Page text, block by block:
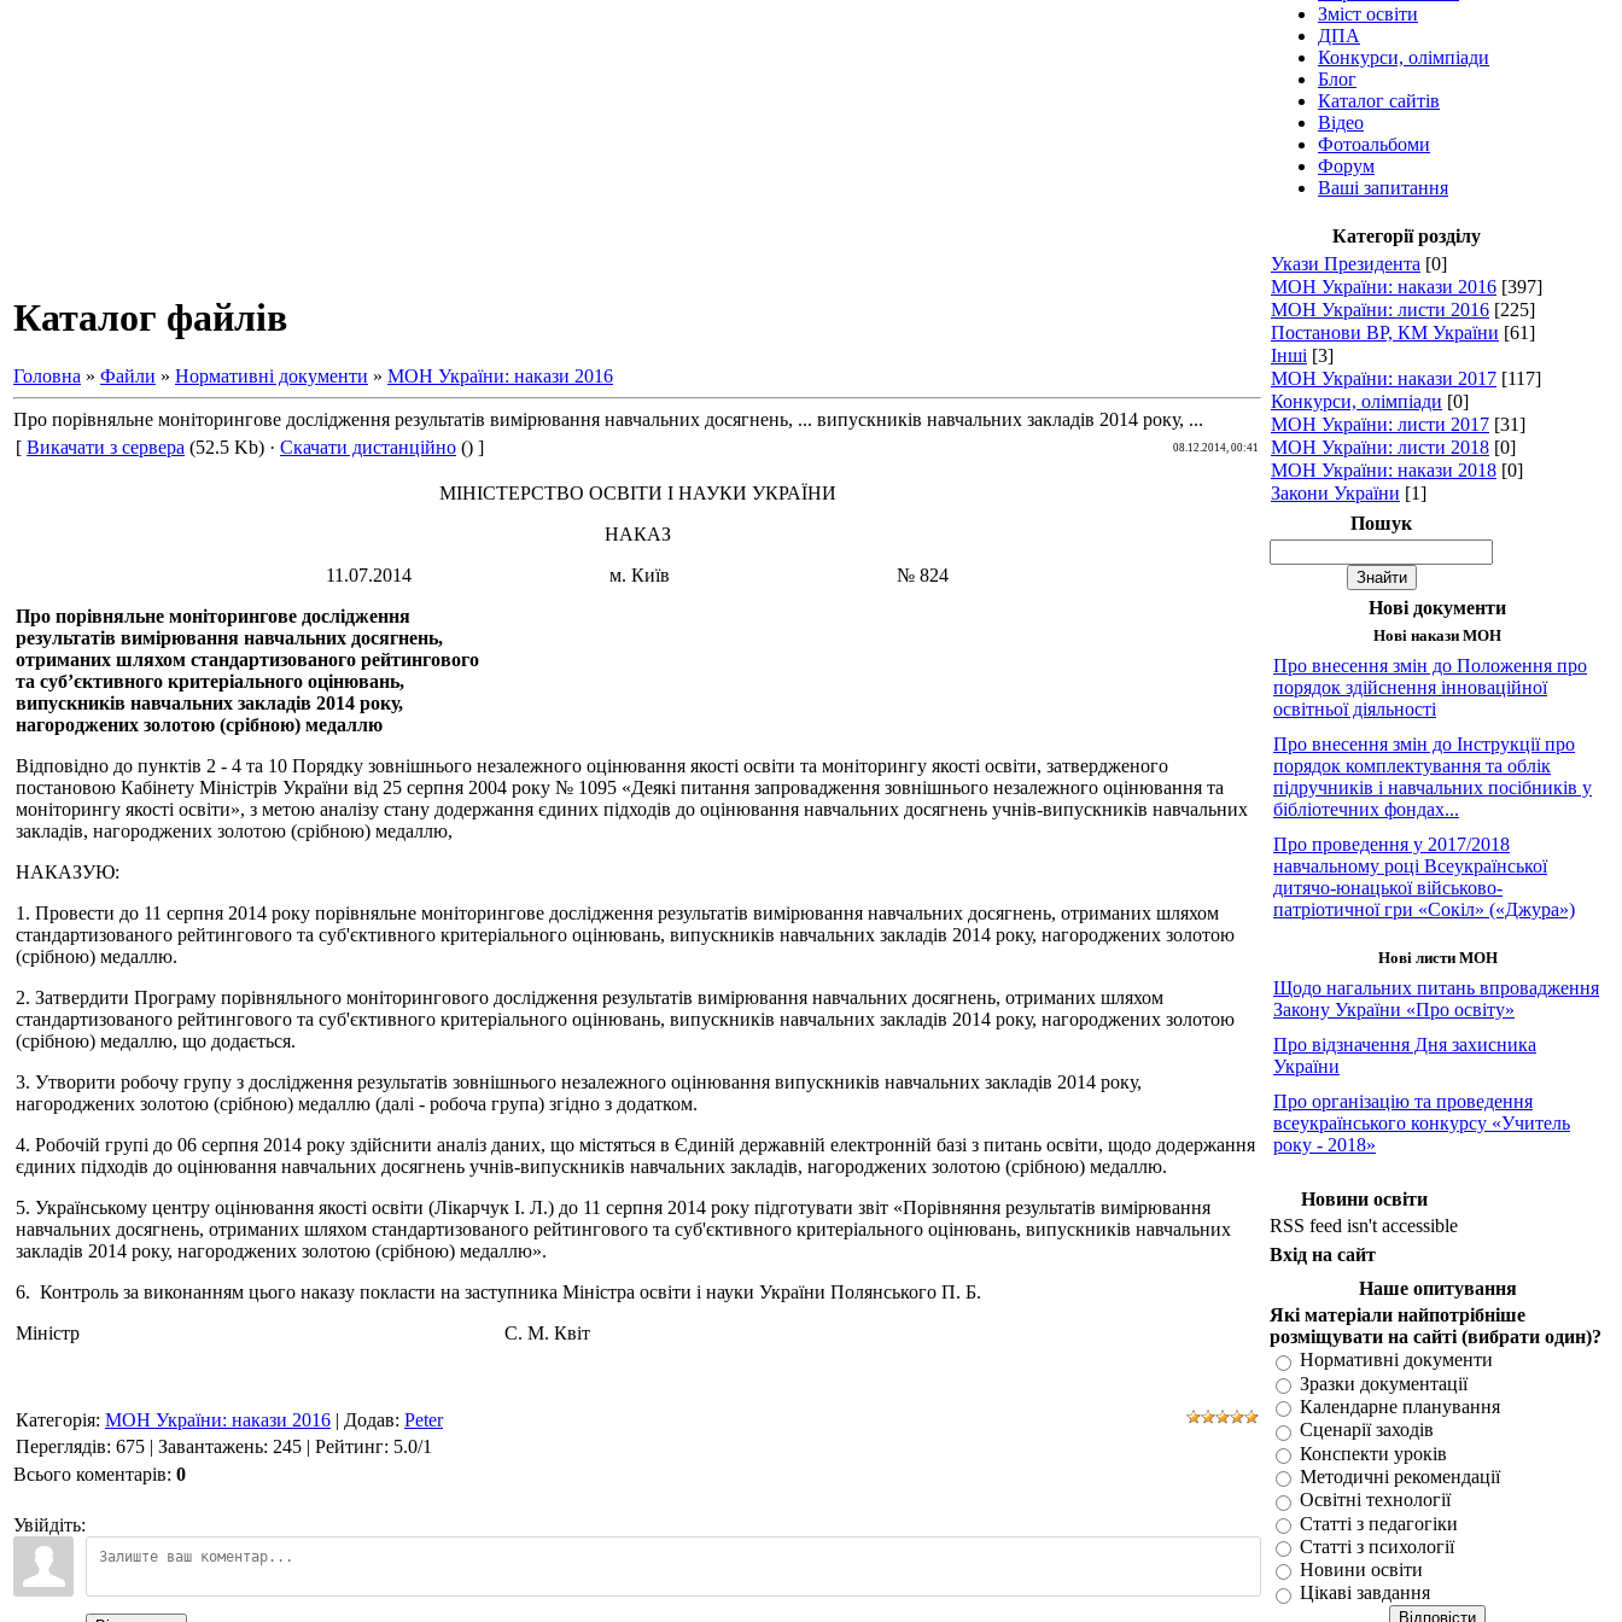
Каталог файлів
Головна » Файли » Нормативні документи » МОН України: накази 2016
Про порівняльне моніторингове дослідження результатів вимірювання навчальних досягнень, ... випускників навчальних закладів 2014 року, ...
[ Викачати з сервера (52.5 Kb) · Скачати дистанційно () ] 08.12.2014, 00:41
МІНІСТЕРСТВО ОСВІТИ І НАУКИ УКРАЇНИ
НАКАЗ
11.07.2014 м. Київ № 824
Про порівняльне моніторингове дослідження
результатів вимірювання навчальних досягнень,
отриманих шляхом стандартизованого рейтингового
та суб’єктивного критеріального оцінювань,
випускників навчальних закладів 2014 року,
нагороджених золотою (срібною) медаллю
Відповідно до пунктів 2 - 4 та 10 Порядку зовнішнього незалежного оцінювання якості освіти та моніторингу якості освіти, затвердженого
постановою Кабінету Міністрів України від 25 серпня 2004 року № 1095 «Деякі питання запровадження зовнішнього незалежного оцінювання та
моніторингу якості освіти», з метою аналізу стану додержання єдиних підходів до оцінювання навчальних досягнень учнів-випускників навчальних
закладів, нагороджених золотою (срібною) медаллю,
НАКАЗУЮ:
1. Провести до 11 серпня 2014 року порівняльне моніторингове дослідження результатів вимірювання навчальних досягнень, отриманих шляхом
стандартизованого рейтингового та суб'єктивного критеріального оцінювань, випускників навчальних закладів 2014 року, нагороджених золотою
(срібною) медаллю.
2. Затвердити Програму порівняльного моніторингового дослідження результатів вимірювання навчальних досягнень, отриманих шляхом
стандартизованого рейтингового та суб'єктивного критеріального оцінювань, випускників навчальних закладів 2014 року, нагороджених золотою
(срібною) медаллю, що додається.
3. Утворити робочу групу з дослідження результатів зовнішнього незалежного оцінювання випускників навчальних закладів 2014 року,
нагороджених золотою (срібною) медаллю (далі - робоча група) згідно з додатком.
4. Робочій групі до 06 серпня 2014 року здійснити аналіз даних, що містяться в Єдиній державній електронній базі з питань освіти, щодо додержання
єдиних підходів до оцінювання навчальних досягнень учнів-випускників навчальних закладів, нагороджених золотою (срібною) медаллю.
5. Українському центру оцінювання якості освіти (Лікарчук І. Л.) до 11 серпня 2014 року підготувати звіт «Порівняння результатів вимірювання
навчальних досягнень, отриманих шляхом стандартизованого рейтингового та суб'єктивного критеріального оцінювань, випускників навчальних
закладів 2014 року, нагороджених золотою (срібною) медаллю».
6. Контроль за виконанням цього наказу покласти на заступника Міністра освіти і науки України Полянського П. Б.
Міністр С. М. Квіт
Категорія: МОН України: накази 2016 | Додав: Peter
Переглядів: 675 | Завантажень: 245 | Рейтинг: 5.0/1
Всього коментарів: 0
Увійдіть:
Зміст освіти
ДПА
Конкурси, олімпіади
Блог
Каталог сайтів
Відео
Фотоальбоми
Форум
Ваші запитання
Категорії розділу
Укази Президента [0]
МОН України: накази 2016 [397]
МОН України: листи 2016 [225]
Постанови ВР, КМ України [61]
Інші [3]
МОН України: накази 2017 [117]
Конкурси, олімпіади [0]
МОН України: листи 2017 [31]
МОН України: листи 2018 [0]
МОН України: накази 2018 [0]
Закони України [1]
Пошук
Нові документи
Нові накази МОН
Про внесення змін до Положення про
порядок здійснення інноваційної
освітньої діяльності
Про внесення змін до Інструкції про
порядок комплектування та облік
підручників і навчальних посібників у
бібліотечних фондах...
Про проведення у 2017/2018
навчальному році Всеукраїнської
дитячо-юнацької військово-
патріотичної гри «Сокіл» («Джура»)
Нові листи МОН
Щодо нагальних питань впровадження
Закону України «Про освіту»
Про відзначення Дня захисника
України
Про організацію та проведення
всеукраїнського конкурсу «Учитель
року - 2018»
Новини освіти
RSS feed isn't accessible
Вхід на сайт
Наше опитування
Які матеріали найпотрібніше
розміщувати на сайті (вибрати один)?
Нормативні документи
Зразки документації
Календарне планування
Сценарії заходів
Конспекти уроків
Методичні рекомендації
Освітні технології
Статті з педагогіки
Статті з психології
Новини освіти
Цікаві завдання